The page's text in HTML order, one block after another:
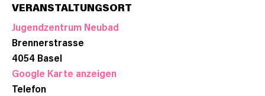
VERANSTALTUNGSORT
Jugendzentrum Neubad
Brennerstrasse
4054 Basel
Google Karte anzeigen
Telefon